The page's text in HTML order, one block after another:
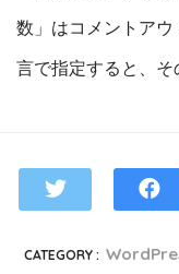
数」はコメントア
言で指定すると、そ
CATEGORY :